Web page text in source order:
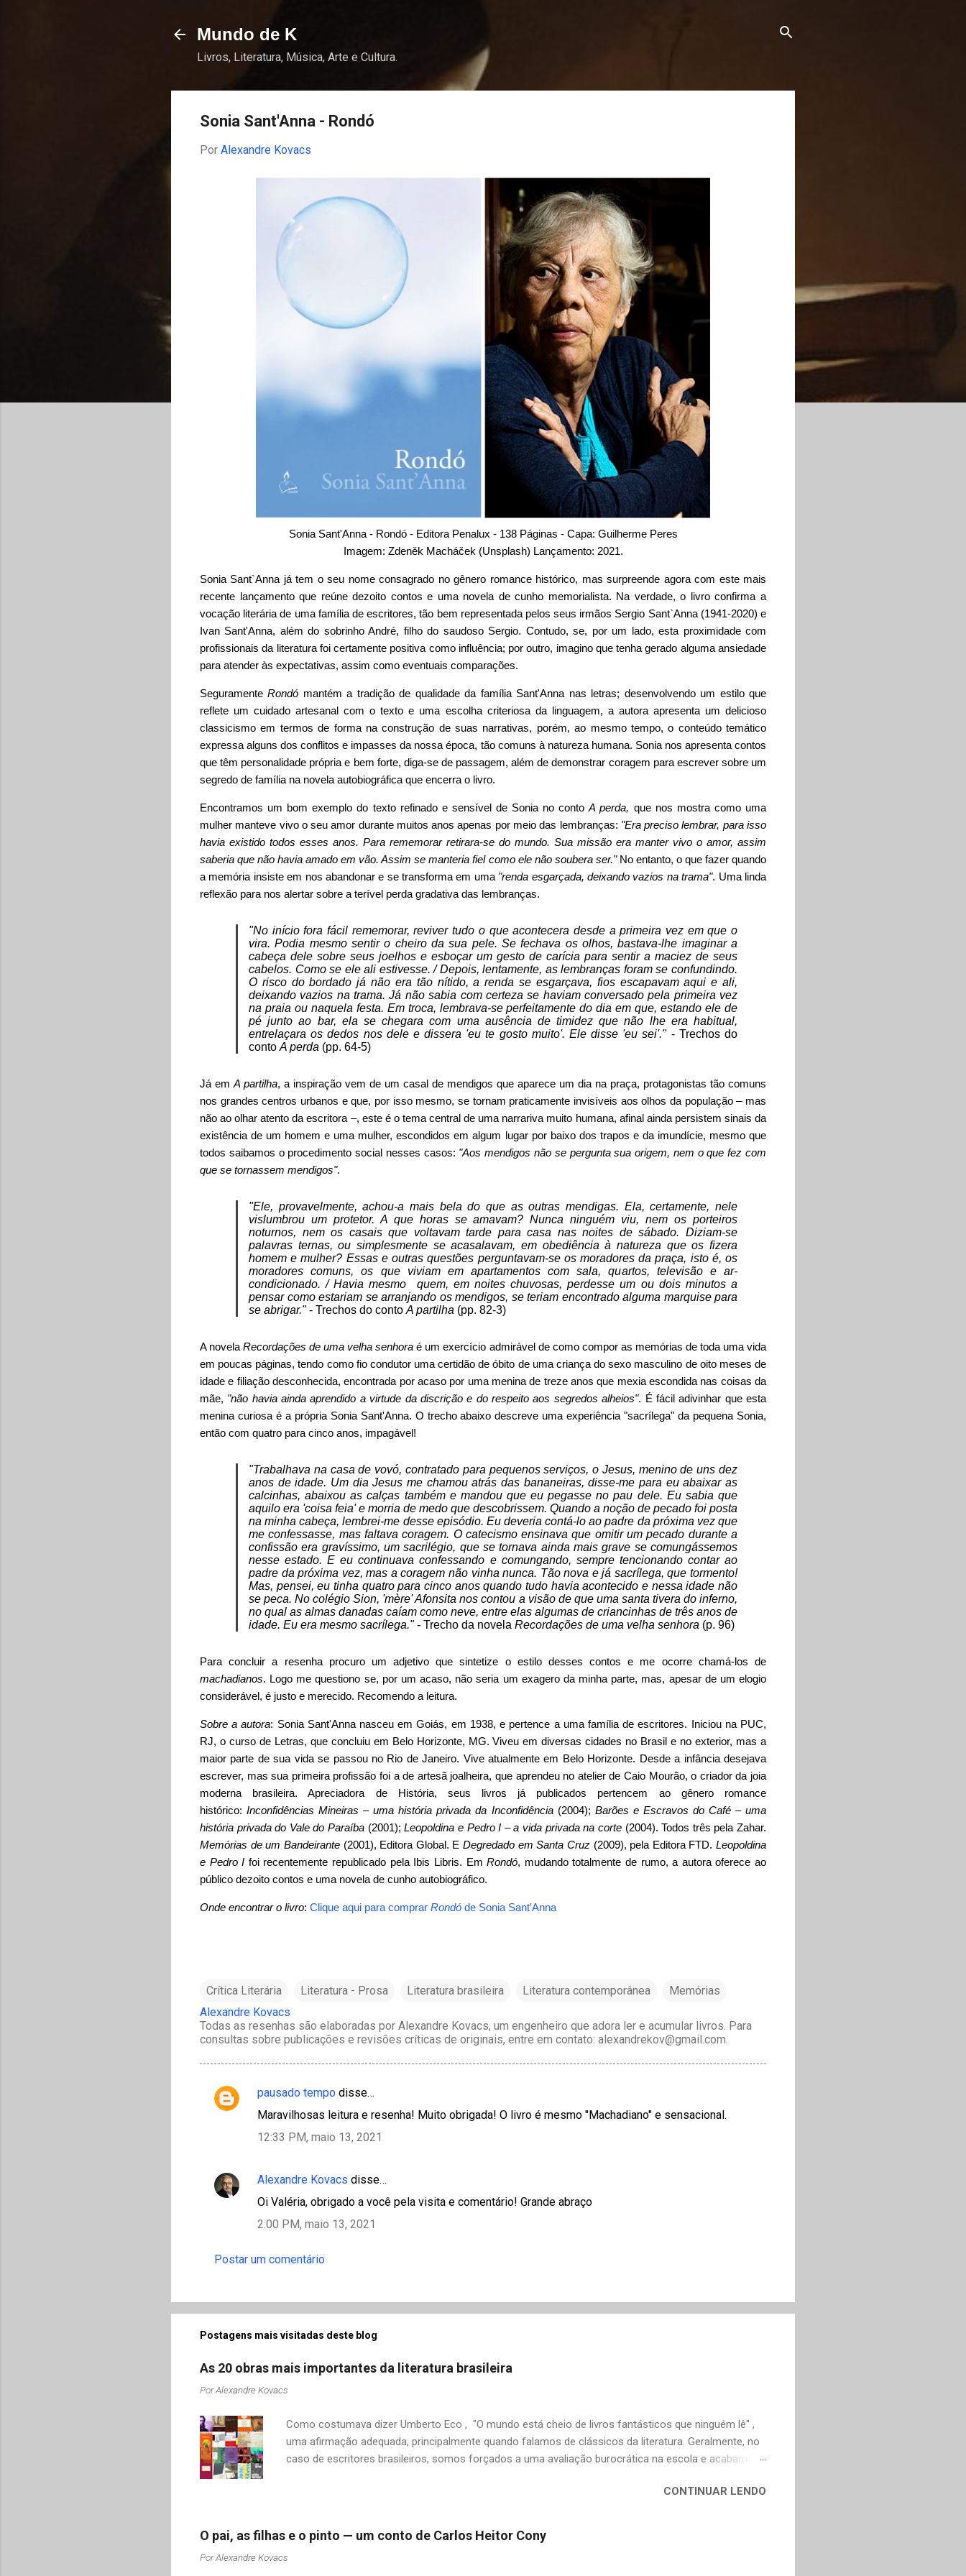
Mundo de K
Livros, Literatura, Música, Arte e Cultura.
Sonia Sant'Anna - Rondó
Por Alexandre Kovacs
Sonia Sant'Anna - Rondó - Editora Penalux - 138 Páginas - Capa: Guilherme Peres
Imagem: Zdeněk Macháček (Unsplash) Lançamento: 2021.
Sonia Sant`Anna já tem o seu nome consagrado no gênero romance histórico, mas surpreende agora com este mais
recente lançamento que reúne dezoito contos e uma novela de cunho memorialista. Na verdade, o livro confirma a
vocação literária de uma família de escritores, tão bem representada pelos seus irmãos Sergio Sant`Anna (1941-2020) e
Ivan Sant'Anna, além do sobrinho André, filho do saudoso Sergio. Contudo, se, por um lado, esta proximidade com
profissionais da literatura foi certamente positiva como influência; por outro, imagino que tenha gerado alguma ansiedade
para atender às expectativas, assim como eventuais comparações.
SeguramenteRondó mantém a tradição de qualidade da família Sant'Anna nas letras; desenvolvendo um estilo que
reflete um cuidado artesanal com o texto e uma escolha criteriosa da linguagem, a autora apresenta um delicioso
classicismo em termos de forma na construção de suas narrativas, porém, ao mesmo tempo, o conteúdo temático
expressa alguns dos conflitos e impasses da nossa época, tão comuns à natureza humana. Sonia nos apresenta contos
que têm personalidade própria e bem forte, diga-se de passagem, além de demonstrar coragem para escrever sobre um
segredo de família na novela autobiográfica que encerra o livro.
Encontramos um bom exemplo do texto refinado e sensível de Sonia no contoA perda, que nos mostra como uma
mulher manteve vivo o seu amor durante muitos anos apenas por meio das lembranças: "Era preciso lembrar, para isso
havia existido todos esses anos. Para rememorar retirara-se do mundo. Sua missão era manter vivo o amor, assim
saberia que não havia amado em vão. Assim se manteria fiel como ele não soubera ser."No entanto, o que fazer quando
a memória insiste em nos abandonar e se transforma em uma "renda esgarçada, deixando vazios na trama". Uma linda
reflexão para nos alertar sobre a terível perda gradativa das lembranças.
"No início fora fácil rememorar, reviver tudo o que acontecera desde a primeira vez em que o
vira. Podia mesmo sentir o cheiro da sua pele. Se fechava os olhos, bastava-lhe imaginar a
cabeça dele sobre seus joelhos e esboçar um gesto de carícia para sentir a maciez de seus
cabelos. Como se ele ali estivesse. / Depois, lentamente, as lembranças foram se confundindo.
O risco do bordado já não era tão nítido, a renda se esgarçava, fios escapavam aqui e ali,
deixando vazios na trama. Já não sabia com certeza se haviam conversado pela primeira vez
na praia ou naquela festa. Em troca, lembrava-se perfeitamente do dia em que, estando ele de
pé junto ao bar, ela se chegara com uma ausência de timidez que não lhe era habitual,
entrelaçara os dedos nos dele e dissera 'eu te gosto muito'. Ele disse 'eu sei'."- Trechos do
conto A perda (pp. 64-5)
Já em A partilha, a inspiração vem de um casal de mendigos que aparece um dia na praça, protagonistas tão comuns
nos grandes centros urbanos e que, por isso mesmo, se tornam praticamente invisíveis aos olhos da população – mas
não ao olhar atento da escritora –, este é o tema central de uma narrariva muito humana, afinal ainda persistem sinais da
existência de um homem e uma mulher, escondidos em algum lugar por baixo dos trapos e da imundície, mesmo que
todos saibamos o procedimento social nesses casos: "Aos mendigos não se pergunta sua origem, nem o que fez com
que se tornassem mendigos".
"Ele, provavelmente, achou-a mais bela do que as outras mendigas. Ela, certamente, nele
vislumbrou um protetor. A que horas se amavam? Nunca ninguém viu, nem os porteiros
noturnos, nem os casais que voltavam tarde para casa nas noites de sábado. Diziam-se
palavras ternas, ou simplesmente se acasalavam, em obediência à natureza que os fizera
homem e mulher? Essas e outras questões perguntavam-se os moradores da praça, isto é, os
moradores comuns, os que viviam em apartamentos com sala, quartos, televisão e ar-
condicionado. / Havia mesmo quem, em noites chuvosas, perdesse um ou dois minutos a
pensar como estariam se arranjando os mendigos, se teriam encontrado alguma marquise para
se abrigar."- Trechos do conto A partilha (pp. 82-3)
A novelaRecordações de uma velha senhora é um exercício admirável de como compor as memórias de toda uma vida
em poucas páginas, tendo como fio condutor uma certidão de óbito de uma criança do sexo masculino de oito meses de
idade e filiação desconhecida, encontrada por acaso por uma menina de treze anos que mexia escondida nas coisas da
mãe, "não havia ainda aprendido a virtude da discrição e do respeito aos segredos alheios". É fácil adivinhar que esta
menina curiosa é a própria Sonia Sant'Anna. O trecho abaixo descreve uma experiência "sacrílega" da pequena Sonia,
então com quatro para cinco anos, impagável!
"Trabalhava na casa de vovó, contratado para pequenos serviços, o Jesus, menino de uns dez
anos de idade. Um dia Jesus me chamou atrás das bananeiras, disse-me para eu abaixar as
calcinhas, abaixou as calças também e mandou que eu pegasse no pau dele. Eu sabia que
aquilo era 'coisa feia' e morria de medo que descobrissem. Quando a noção de pecado foi posta
na minha cabeça, lembrei-me desse episódio. Eu deveria contá-lo ao padre da próxima vez que
me confessasse, mas faltava coragem. O catecismo ensinava que omitir um pecado durante a
confissão era gravíssimo, um sacrilégio, que se tornava ainda mais grave se comungássemos
nesse estado. E eu continuava confessando e comungando, sempre tencionando contar ao
padre da próxima vez, mas a coragem não vinha nunca. Tão nova e já sacrílega, que tormento!
Mas, pensei, eu tinha quatro para cinco anos quando tudo havia acontecido e nessa idade não
se peca. No colégio Sion, 'mère' Afonsita nos contou a visão de que uma santa tivera do inferno,
no qual as almas danadas caíam como neve, entre elas algumas de criancinhas de três anos de
idade. Eu era mesmo sacrílega."- Trecho da novela Recordações de uma velha senhora (p. 96)
Para concluir a resenha procuro um adjetivo que sintetize o estilo desses contos e me ocorre chamá-los de
machadianos. Logo me questiono se, por um acaso, não seria um exagero da minha parte, mas, apesar de um elogio
considerável, é justo e merecido. Recomendo a leitura.
Sobre a autora: Sonia Sant'Anna nasceu em Goiás, em 1938, e pertence a uma família de escritores. Iniciou na PUC,
RJ, o curso de Letras, que concluiu em Belo Horizonte, MG. Viveu em diversas cidades no Brasil e no exterior, mas a
maior parte de sua vida se passou no Rio de Janeiro. Vive atualmente em Belo Horizonte. Desde a infância desejava
escrever, mas sua primeira profissão foi a de artesã joalheira, que aprendeu no atelier de Caio Mourão, o criador da joia
moderna brasileira. Apreciadora de História, seus livros já publicados pertencem ao gênero romance
histórico:Inconfidências Mineiras – uma história privada da Inconfidência(2004); Barões e Escravos do Café – uma
história privada do Vale do Paraíba (2001);Leopoldina e Pedro I – a vida privada na corte(2004). Todos três pela Zahar.
Memórias de um Bandeirante(2001), Editora Global. E Degredado em Santa Cruz(2009), pela Editora FTD. Leopoldina
e Pedro I foi recentemente republicado pela Ibis Libris. EmRondó, mudando totalmente de rumo, a autora oferece ao
público dezoito contos e uma novela de cunho autobiográfico.
Onde encontrar o livro: Clique aqui para comprar Rondó de Sonia Sant'Anna
Crítica Literária Literatura - Prosa Literatura brasileira Literatura contemporânea
Memórias
Alexandre Kovacs
Todas as resenhas são elaboradas por Alexandre Kovacs, um engenheiro que adora ler e acumular livros. Para
consultas sobre publicações e revisões críticas de originais, entre em contato: alexandrekov@gmail.com.
C
n
i
s
pausado tempo disse…
Maravilhosas leitura e resenha! Muito obrigada! O livro é mesmo "Machadiano" e sensacional.
12:33 PM, maio 13, 2021
Alexandre Kovacs disse…
Oi Valéria, obrigado a você pela visita e comentário! Grande abraço
2:00 PM, maio 13, 2021
Postar um comentário
Postagens mais visitadas deste blog
As 20 obras mais importantes da literatura brasileira
PorAlexandre Kovacs
Como costumava dizer Umberto Eco , "O mundo está cheio de livros fantásticos que ninguém lê" ,
uma afirmação adequada, principalmente quando falamos de clássicos da literatura. Geralmente, no
caso de escritores brasileiros, somos forçados a uma avaliação burocrática na escola e acabamos
o contrário. É surpreendente como uma segunda visita a essas obras, já em nossa maturidade, pode
mudamos nós? A limitação de apenas 20 indicações me forçou a deixar grandes autores de fora,
tais como: Álvares de Azevedo, Antônio Calado, Augusto dos Anjos, Autran Dourado, Carlos
Drummond de Andrade, Castro Alves, Cecília Meireles, Dias Gomes, Dalton Trevisan, Fernando
CONTINUAR LENDO
O pai, as filhas e o pinto — um conto de Carlos Heitor Cony
PorAlexandre Kovacs